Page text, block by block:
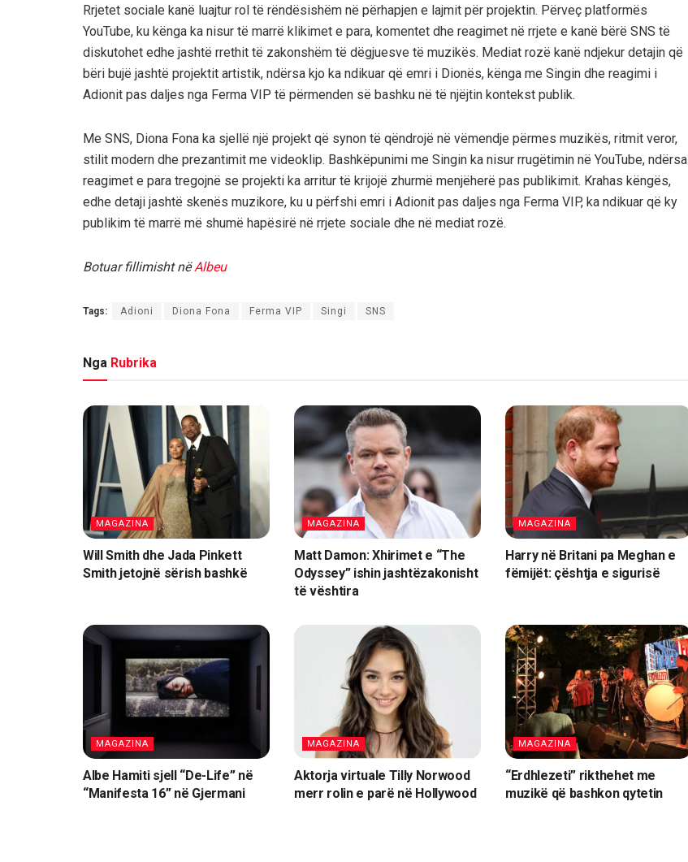
Rrjetet sociale kanë luajtur rol të rëndësishëm në përhapjen e lajmit për projektin. Përveç platformës
YouTube, ku kënga ka nisur të marrë klikimet e para, komentet dhe reagimet në rrjete e kanë bërë SNS të
diskutohet edhe jashtë rrethit të zakonshëm të dëgjuesve të muzikës. Mediat rozë kanë ndjekur detajin që
bëri bujë jashtë projektit artistik, ndërsa kjo ka ndikuar që emri i Dionës, kënga me Singin dhe reagimi i
Adionit pas daljes nga Ferma VIP të përmenden së bashku në të njëjtin kontekst publik.
Me SNS, Diona Fona ka sjellë një projekt që synon të qëndrojë në vëmendje përmes muzikës, ritmit veror,
stilit modern dhe prezantimit me videoklip. Bashkëpunimi me Singin ka nisur rrugëtimin në YouTube, ndërsa
reagimet e para tregojnë se projekti ka arritur të krijojë zhurmë menjëherë pas publikimit. Krahas këngës,
edhe detaji jashtë skenës muzikore, ku u përfshi emri i Adionit pas daljes nga Ferma VIP, ka ndikuar që ky
publikim të marrë më shumë hapësirë në rrjete sociale dhe në mediat rozë.
Botuar fillimisht nëAlbeu
Tags: Adioni Diona Fona Ferma VIP Singi SNS
Nga Rubrika
MAGAZINA
Will Smith dhe Jada Pinkett
Smith jetojnë sërish bashkë
MAGAZINA
Matt Damon: Xhirimet e “The
Odyssey” ishin jashtëzakonisht
të vështira
MAGAZINA
Harry në Britani pa Meghan e
fëmijët: çështja e sigurisë
MAGAZINA
Albe Hamiti sjell “De-Life” në
“Manifesta 16” në Gjermani
MAGAZINA
Aktorja virtuale Tilly Norwood
merr rolin e parë në Hollywood
MAGAZINA
“Erdhlezeti” rikthehet me
muzikë që bashkon qytetin